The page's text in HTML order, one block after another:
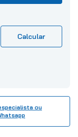
ou